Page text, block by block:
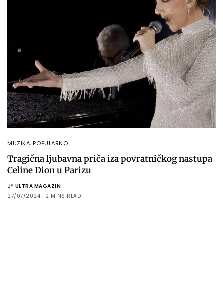
MUZIKA,POPULARNO
Tragična ljubavna priča iza povratničkog nastupa
Celine Dion u Parizu
BY ULTRA MAGAZIN
27/07/2024
2 MINS READ